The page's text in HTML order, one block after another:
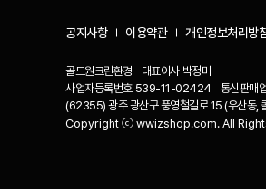
공지사항 이용약관 개인정보처리방
골드원크린환경 대표이사 박정미
사업자등록번호 539-11-02424 통신판매
(62355) 광주 광산구 풍영철길로 15 (우산동,
Copyright ⓒ wwizshop.com. All